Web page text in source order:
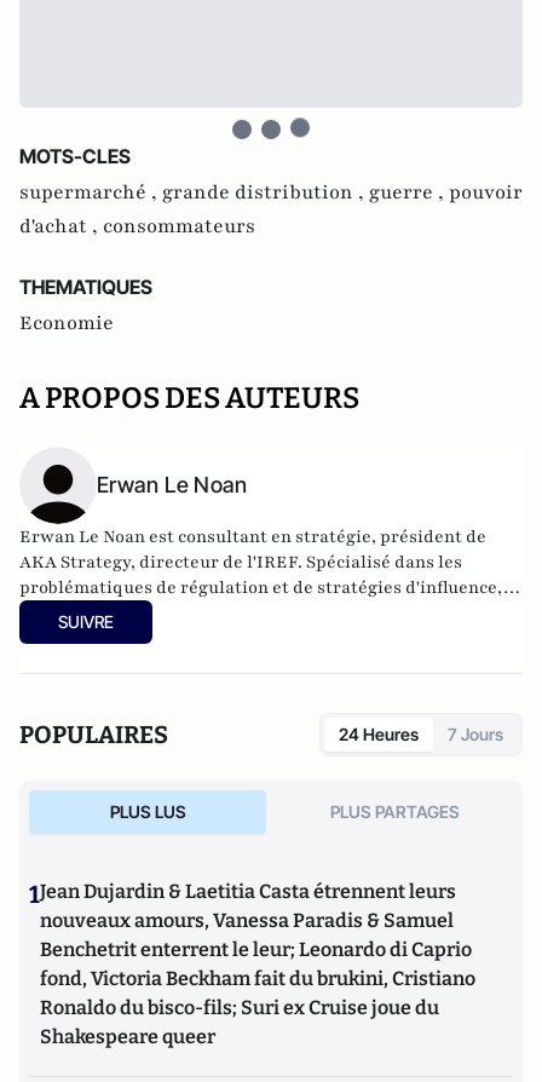
MOTS-CLES
supermarché , grande distribution , guerre , pouvoir
d'achat , consommateurs
THEMATIQUES
Economie
A PROPOS DES AUTEURS
Erwan Le Noan
Erwan Le Noan est consultant en stratégie, président de
AKA Strategy, directeur de l'IREF. Spécialisé dans les
problématiques de régulation et de stratégies d'influence, il
a enseigné le droit et l'économie à Sciences Po et Assas. Il est
également membre de la Fondapol et auteur de plusieurs
SUIVRE
POPULAIRES 24 Heures 7 Jours
PLUS LUS PLUS PARTAGES
1Jean Dujardin & Laetitia Casta étrennent leurs
nouveaux amours, Vanessa Paradis & Samuel
Benchetrit enterrent le leur; Leonardo di Caprio
fond, Victoria Beckham fait du brukini, Cristiano
Ronaldo du bisco-fils; Suri ex Cruise joue du
Shakespeare queer